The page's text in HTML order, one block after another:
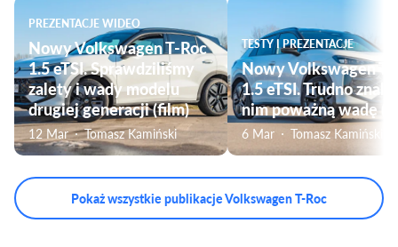
PREZENTACJE WIDEO
Nowy Volkswagen T-Roc
1.5 eTSI. Sprawdziliśmy
zalety i wady modelu
drugiej generacji (film)
12 Mar Tomasz Kamiński
TESTY I PREZENTACJE
Nowy Volkswagen T-
1.5 eTSI. Trudno
nim poważną wadę
6 Mar Tomasz Kamiński
Pokaż wszystkie publikacje Volkswagen T-Roc